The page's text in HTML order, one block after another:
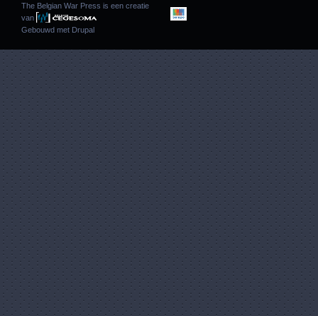
The Belgian War Press is een creatie
van
Gebouwd met Drupal